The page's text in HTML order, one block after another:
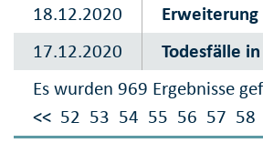
Es wurden 969 Ergebnisse
<< 52 53 54 55 56 57 58
18.12.2020
17.12.2020
Todesfälle